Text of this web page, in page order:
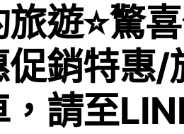
旅遊⭐️驚
促銷特惠
，請至